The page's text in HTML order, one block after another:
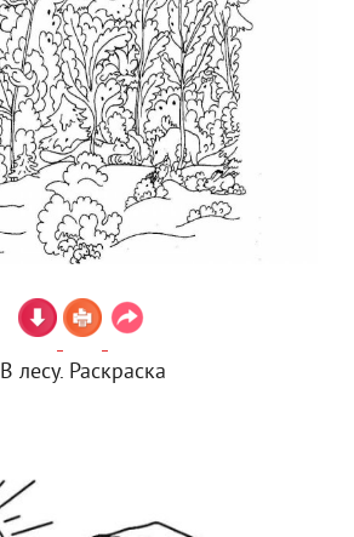
В лесу. Раскраска